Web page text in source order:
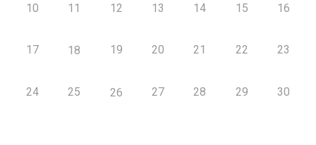
10 11 12 13 14 15 16
17 18 19 20 21 22 23
24 25 26 27 28 29 30